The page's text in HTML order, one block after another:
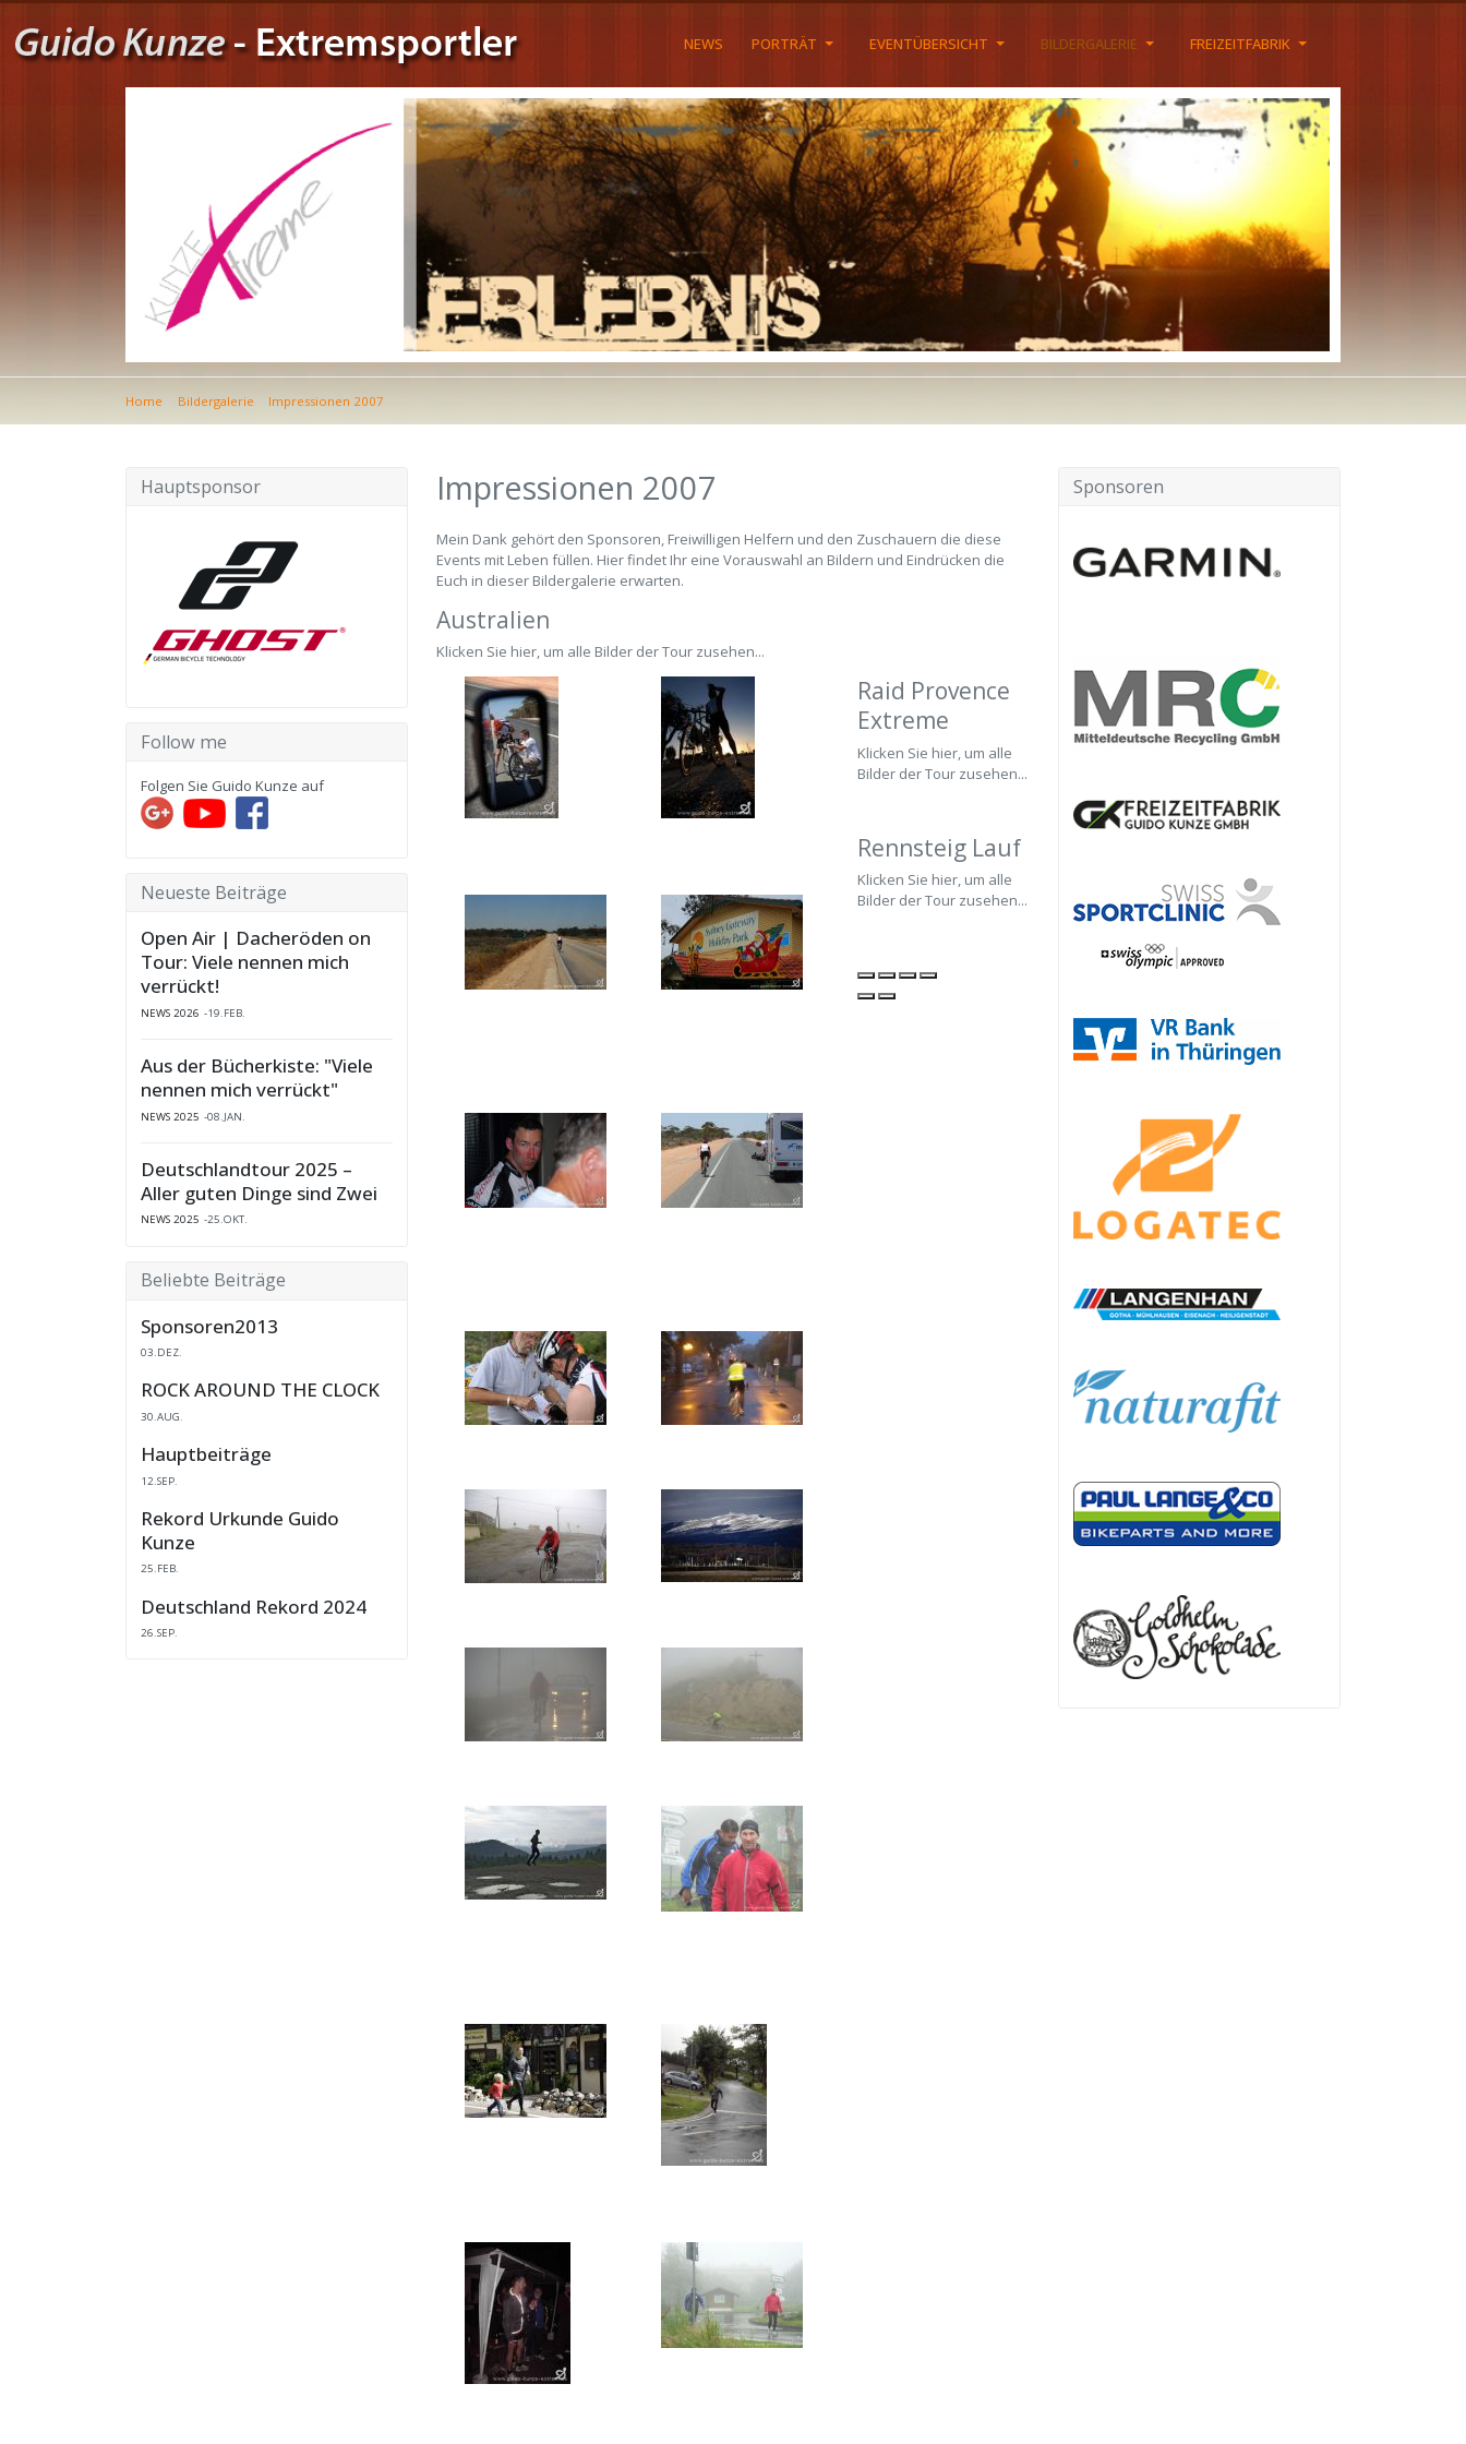
NEWS PORTRÄT EVENTÜBERSICHT BILDERGALERIE FREIZEITFABRIK
Home Bildergalerie Impressionen 2007
Impressionen 2007
Mein Dank gehört den Sponsoren, Freiwilligen Helfern und den Zuschauern die diese
Events mit Leben füllen. Hier findet Ihr eine Vorauswahl an Bildern und Eindrücken die
Euch in dieser Bildergalerie erwarten.
Australien
Klicken Sie hier, um alle Bilder der Tour zusehen...
Raid Provence
Extreme
Klicken Sie hier, um alle
Bilder der Tour zusehen...
Rennsteig Lauf
Klicken Sie hier, um alle
Bilder der Tour zusehen...
Hauptsponsor
Follow me
Folgen Sie Guido Kunze auf
Neueste Beiträge
Open Air | Dacheröden on
Tour: Viele nennen mich
verrückt!
NEWS 2026 19.FEB.
Aus der Bücherkiste: "Viele
nennen mich verrückt"
NEWS 2025 08.JAN.
Deutschlandtour 2025 –
Aller guten Dinge sind Zwei
NEWS 2025 25.OKT.
Beliebte Beiträge
Sponsoren2013
03.DEZ.
ROCK AROUND THE CLOCK
30.AUG.
Hauptbeiträge
12.SEP.
Rekord Urkunde Guido
Kunze
25.FEB.
Deutschland Rekord 2024
26.SEP.
Sponsoren